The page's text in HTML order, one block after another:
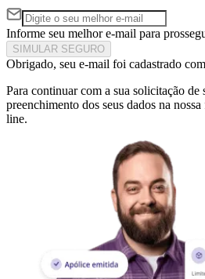
Informe seu melhor e-mail para
SIMULAR SEGURO
Obrigado, seu e-mail foi cadastrado
Para continuar com a sua solicitação
preenchimento dos seus dados na
line.